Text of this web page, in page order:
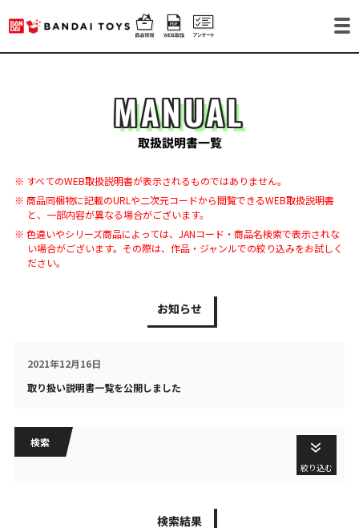
MANUAL
取扱説明書一覧
※ すべてのWEB取扱説明書が表示されるものではありません。
※ 商品同梱物に記載のURLや二次元コードから閲覧できるWEB取扱説明書
と、一部内容が異なる場合がございます。
※ 色違いやシリーズ商品によっては、JANコード・商品名検索で表示されな
い場合がございます。その際は、作品・ジャンルでの絞り込みをお試しく
ださい。
お知らせ
2021年12月16日
取り扱い説明書一覧を公開しました
検索
絞り込む
検索結果